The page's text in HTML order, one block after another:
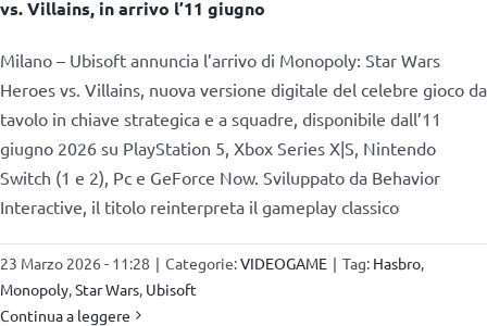
vs. Villains, in arrivo l’11 giugno
Milano – Ubisoft annuncia l’arrivo di Monopoly: Star Wars
Heroes vs. Villains, nuova versione digitale del celebre gioco da
tavolo in chiave strategica e a squadre, disponibile dall’11
giugno 2026 su PlayStation 5, Xbox Series X|S, Nintendo
Switch (1 e 2), Pc e GeForce Now. Sviluppato da Behavior
Interactive, il titolo reinterpreta il gameplay classico
23 Marzo 2026 - 11:28 | Categorie:VIDEOGAME | Tag: Hasbro
Monopoly Star Wars Ubisoft
Continua a leggere